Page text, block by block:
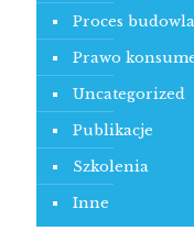
Proces
Prawo
Uncategorized
Publikacje
Szkolenia
Inne